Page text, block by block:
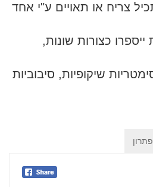
צריח או תאויים ע"י אחד
ייספרו כצורות שונות,
שיקופיות, סיבוביות
פתרון